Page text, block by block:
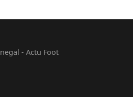
- Actu Foot